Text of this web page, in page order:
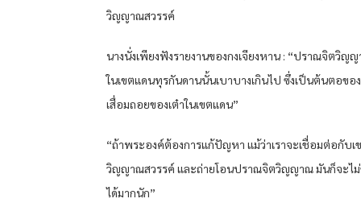
วิญญาณสวรรค์
นางนั่งเพียงฟังรายงานของกงเจียงหาน : “ปราณจิตวิญ
ในเขตแดนทุรกันดานนั้นเบาบางเกินไป ซึ่งเป็นต้นตอขอ
เสื่อมถอยของเต๋าในเขตแดน”
“ถ้าพระองค์ต้องการแก้ปัญหา แม้ว่าเราจะเชื่อมต่อกับเ
วิญญาณสวรรค์ และถ่ายโอนปราณจิตวิญญาณ มันก็จะไม่
ได้มากนัก”